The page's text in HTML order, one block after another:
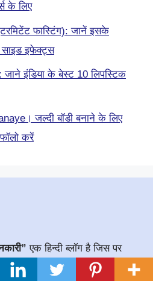
के लिए
फास्टिंग): जानें इसके
साइड इफेक्ट्स
इंडिया के बेस्ट 10 लिपस्टिक
जल्दी बॉडी बनाने के लिए
करें
एक हिन्दी ब्लॉग है जिस पर
लाइफस्टाइल, curiosity,